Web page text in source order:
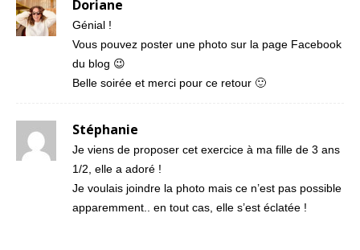
Doriane
Génial !
Vous pouvez poster une photo sur la page Facebook
du blog 😉
Belle soirée et merci pour ce retour 🙂
Stéphanie
Je viens de proposer cet exercice à ma fille de 3 ans
1/2, elle a adoré !
Je voulais joindre la photo mais ce n’est pas possible
apparemment.. en tout cas, elle s’est éclatée !